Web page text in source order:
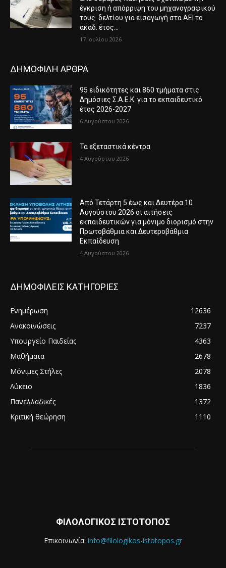
έγκριση ή απόρριψη του μηχανογραφικού
τους δελτίου για εισαγωγή στα ΑΕΙ το
ακαδ. έτος...
17 Ιουλίου 2026
ΔΗΜΟΦΙΛΗ ΑΡΘΡΑ
95 ειδικότητες και 860 τμήματα στις
Δημόσιες Σ.Α.Ε.Κ. για το εκπαιδευτικό
έτος 2026-2027
6 Αυγούστου 2026
Τα εξεταστικά κέντρα
4 Αυγούστου 2026
Από Τετάρτη 5 έως και Δευτέρα 10
Αυγούστου 2026 οι αιτήσεις
εκπαιδευτικών για μόνιμο διορισμό στην
Πρωτοβάθμια και Δευτεροβάθμια
Εκπαίδευση
4 Αυγούστου 2026
ΔΗΜΟΦΙΛΕΙΣ ΚΑΤΗΓΟΡΙΕΣ
Ενημέρωση
12636
Ανακοινώσεις
7237
Υπουργείο Παιδείας
4363
Μαθήματα
2678
Μόνιμες Στήλες
2078
Λύκειο
1836
Πανελλαδικές
1372
Κριτική θεώρηση
1110
ΦΙΛΟΛΟΓΙΚΟΣ ΙΣΤΟΤΟΠΟΣ
Επικοινωνία: info@filologikos-istotopos.gr